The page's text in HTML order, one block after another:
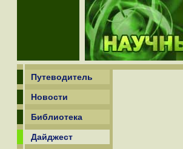
Путеводитель
Новости
Библиотека
Дайджест